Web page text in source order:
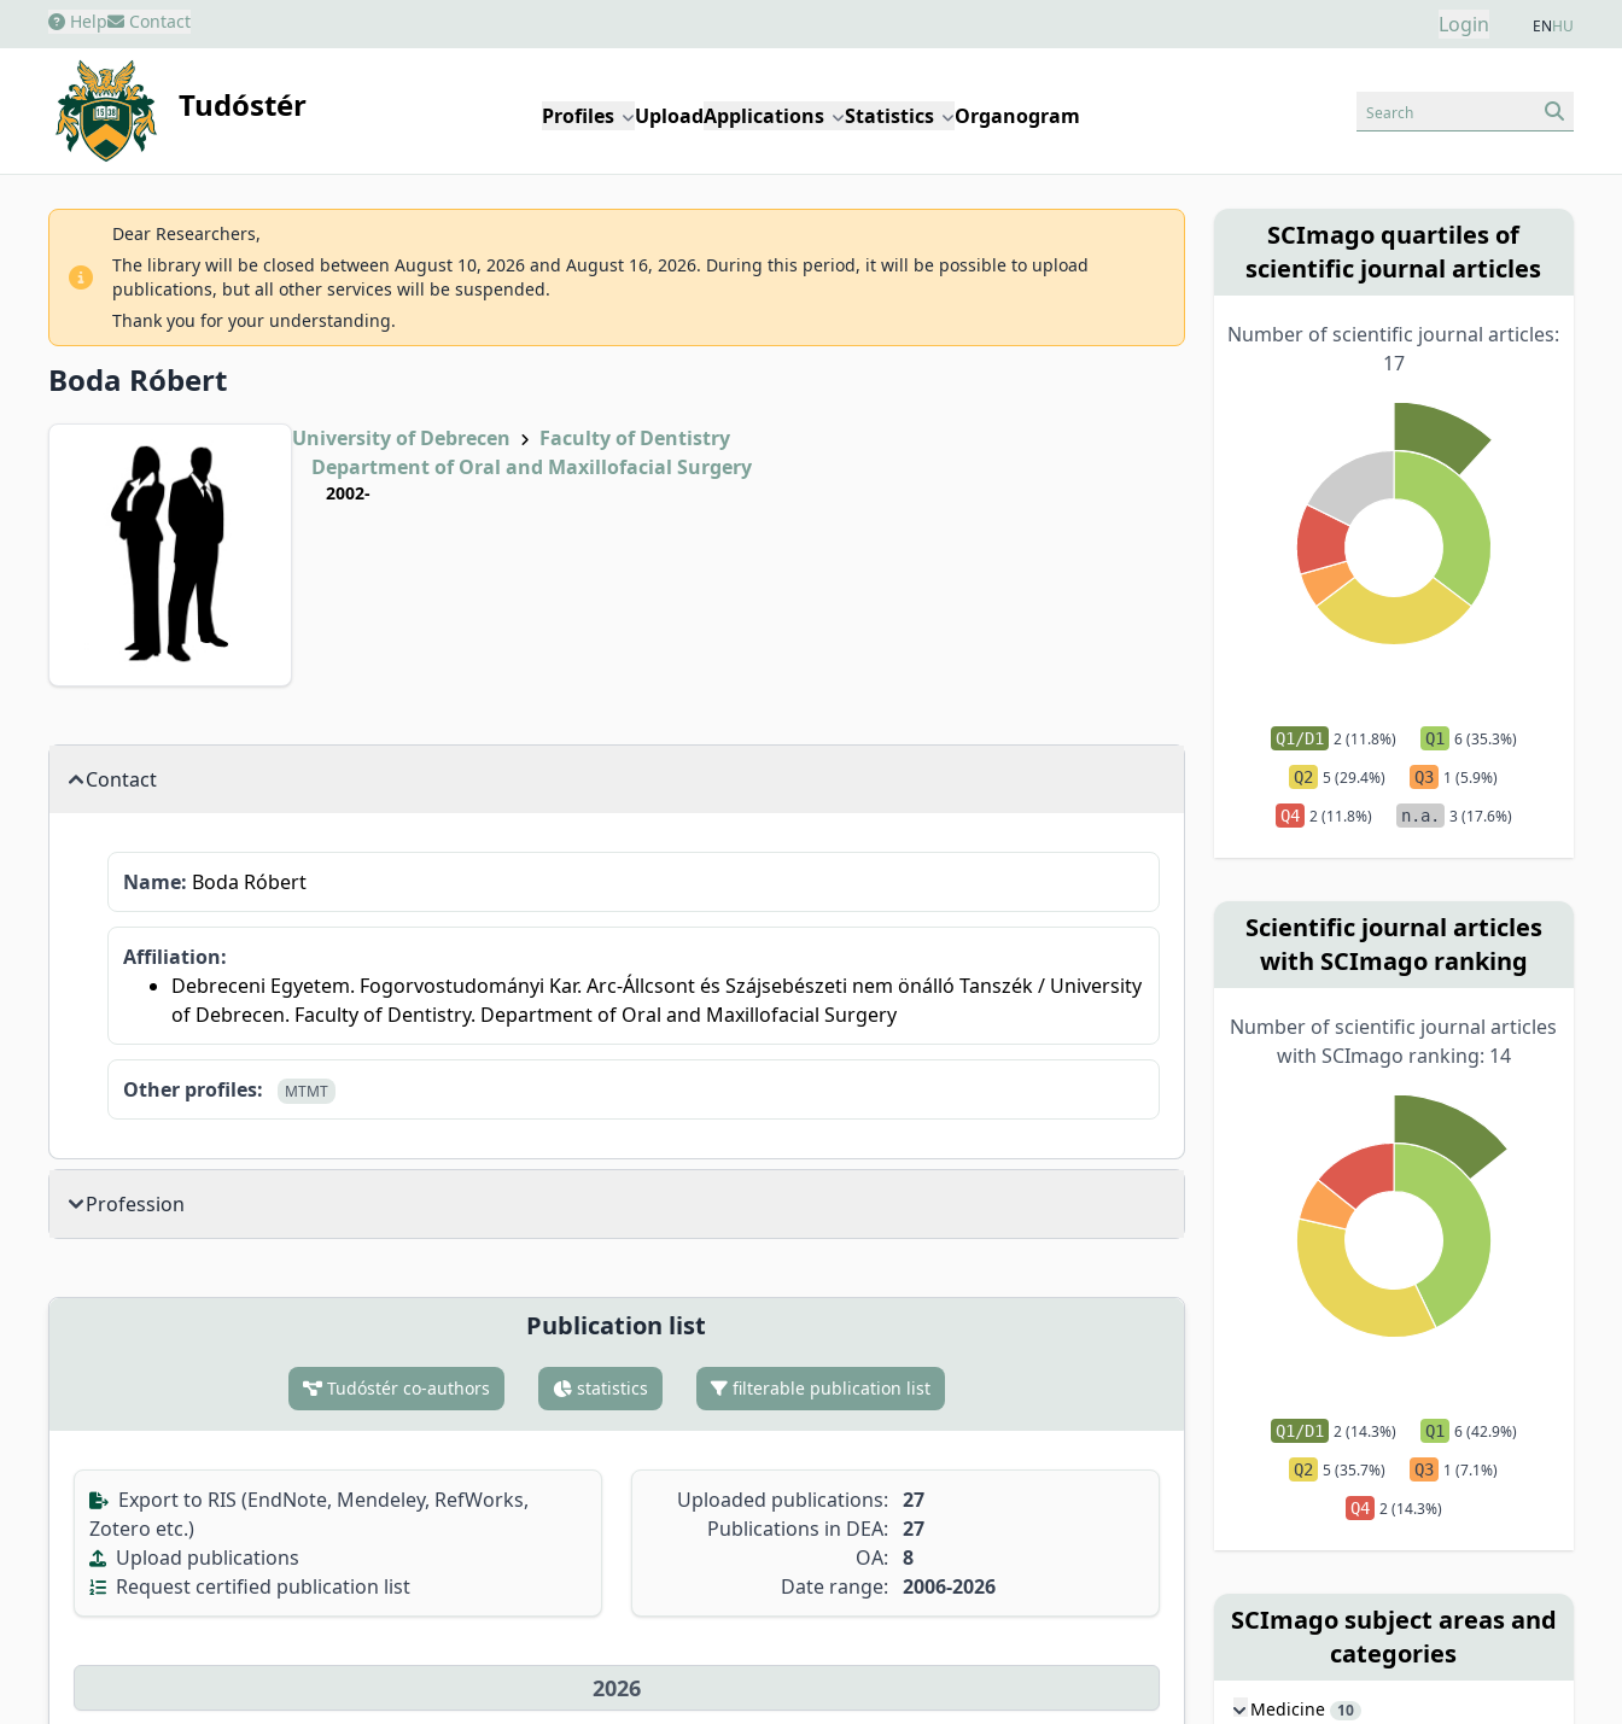
Help Contact Login ENHU
Tudóstér Profiles UploadApplications Statistics Organogram Search
Dear Researchers,
The library will be closed between August 10, 2026 and August 16, 2026. During this period, it will be possible to upload
publications, but all other services will be suspended.
Thank you for your understanding.
Boda Róbert
University of Debrecen
Faculty of Dentistry
Department of Oral and Maxillofacial Surgery
2002-
Contact
Name: Boda Róbert
Affiliation:
Debreceni Egyetem. Fogorvostudományi Kar. Arc-Állcsont és Szájsebészeti nem önálló Tanszék / University
of Debrecen. Faculty of Dentistry. Department of Oral and Maxillofacial Surgery
Other profiles: MTMT
Profession
Publication list
Tudóstér co-authors statistics filterable publication list
Export to RIS (EndNote, Mendeley, RefWorks,
Zotero etc.)
Upload publications
Request certified publication list
Uploaded publications: 27
Publications in DEA: 27
OA: 8
Date range: 2006-2026
2026
SCImago quartiles of
scientific journal articles
Number of scientific journal articles:
17
Q1/D1 2 (11.8%) Q1 6 (35.3%)
Q2 5 (29.4%) Q3 1 (5.9%)
Q4 2 (11.8%) n.a. 3 (17.6%)
Scientific journal articles
with SCImago ranking
Number of scientific journal articles
with SCImago ranking: 14
Q1/D1 2 (14.3%) Q1 6 (42.9%)
Q2 5 (35.7%) Q3 1 (7.1%)
Q4 2 (14.3%)
SCImago subject areas and
categories
Medicine 10